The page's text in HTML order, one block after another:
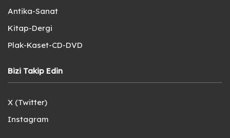
Antika-Sanat
Kitap-Dergi
Plak-Kaset-CD-DVD
Bizi Takip Edin
X (Twitter)
Instagram